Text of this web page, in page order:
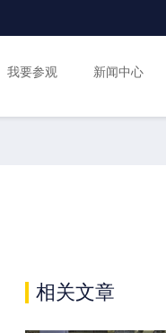
我要参观 新闻中心
相关文章